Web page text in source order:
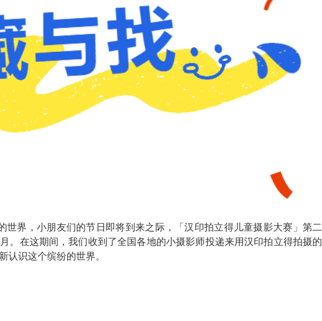
世界，小朋友们的节日即将到来之际，「汉印拍立得儿童摄影大赛」第二
。在这期间，我们收到了全国各地的小摄影师投递来用汉印拍立得拍摄的
认识这个缤纷的世界。